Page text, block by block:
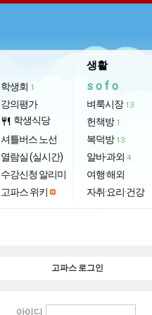
학생회 1
강의평가
restaurant 학생식당
셔틀버스 노선
열람실 (실시간)
수강신청 알리미
고파스 위키
생활
sofo
벼룩시장 13
헌책방 1
복덕방 13
알바·과외 4
여행·해외
자취·요리·건강
고파스 로그인
아이디